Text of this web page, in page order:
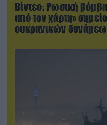
Βίντεο: Ρωσική
από τον χάρτη»
ουκρανικών